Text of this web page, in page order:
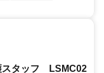
スタッフ LSMC02